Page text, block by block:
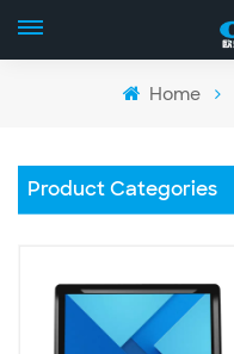
Home
Product Categories